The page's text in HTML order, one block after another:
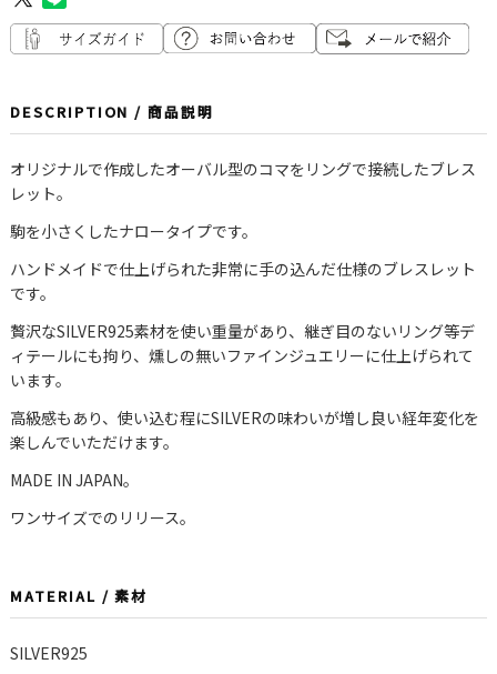
DESCRIPTION / 商品説明
オリジナルで作成したオーバル型のコマをリングで接続したブレス
レット。
駒を小さくしたナロータイプです。
ハンドメイドで仕上げられた非常に手の込んだ仕様のブレスレット
です。
贅沢なSILVER925素材を使い重量があり、継ぎ目のないリング等デ
ィテールにも拘り、燻しの無いファインジュエリーに仕上げられて
います。
高級感もあり、使い込む程にSILVERの味わいが増し良い経年変化を
楽しんでいただけます。
MADE IN JAPAN。
ワンサイズでのリリース。
MATERIAL / 素材
SILVER925